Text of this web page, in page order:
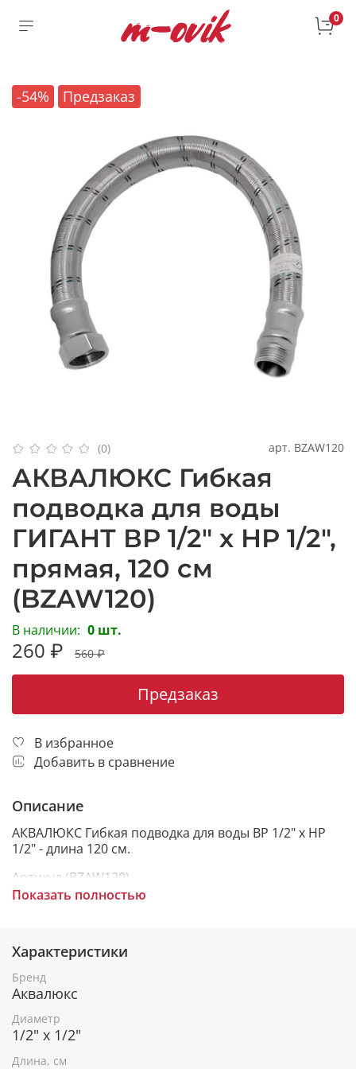
0
-54% Предзаказ
(0) арт. BZAW120
АКВАЛЮКС Гибкая
подводка для воды
ГИГАНТ ВР 1/2" х НР 1/2",
прямая, 120 см
(BZAW120)
В наличии: 0 шт.
260 ₽ 560 ₽
Предзаказ
В избранное
Добавить в сравнение
Описание
АКВАЛЮКС Гибкая подводка для воды ВР 1/2" х HР
1/2" - длина 120 см.
Артикул (BZAW120).
увеличенным внутренним и внешним диаметром.
Комплект гибкой подводки АКВАЛЮКС
предназначен для подключения приборов
водоснабжения любого типа. Изделие представляет
собой шланг из резины в металлической оплетке.
Применяется для горячей и холодной воды.
Показать полностью
Характеристики
Бренд
Аквалюкс
Диаметр
1/2" х 1/2"
Длина, см